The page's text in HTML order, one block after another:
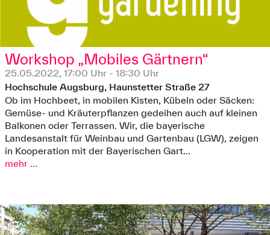
Workshop „Mobiles Gärtnern“
25.05.2022, 17:00 Uhr - 18:30 Uhr
Hochschule Augsburg, Haunstetter Straße 27
Ob im Hochbeet, in mobilen Kisten, Kübeln oder Säcken:
Gemüse- und Kräuterpflanzen gedeihen auch auf kleinen
Balkonen oder Terrassen. Wir, die bayerische
Landesanstalt für Weinbau und Gartenbau (LGW), zeigen
in Kooperation mit der Bayerischen Gart...
mehr ...